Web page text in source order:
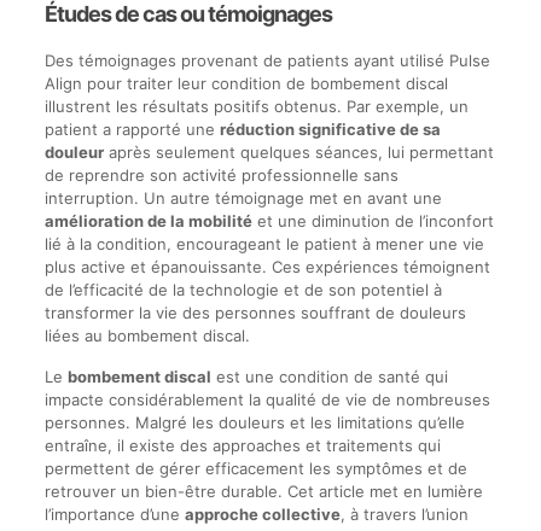
Études de cas ou témoignages
Des témoignages provenant de patients ayant utilisé Pulse
Align pour traiter leur condition de bombement discal
illustrent les résultats positifs obtenus. Par exemple, un
patient a rapporté une réduction significative de sa
douleuraprès seulement quelques séances, lui permettant
de reprendre son activité professionnelle sans
interruption. Un autre témoignage met en avant une
amélioration de la mobilitéet une diminution de l’inconfort
lié à la condition, encourageant le patient à mener une vie
plus active et épanouissante. Ces expériences témoignent
de l’efficacité de la technologie et de son potentiel à
transformer la vie des personnes souffrant de douleurs
liées au bombement discal.
Le bombement discal est une condition de santé qui
impacte considérablement la qualité de vie de nombreuses
personnes. Malgré les douleurs et les limitations qu’elle
entraîne, il existe des approaches et traitements qui
permettent de gérer efficacement les symptômes et de
retrouver un bien-être durable. Cet article met en lumière
l’importance d’une approche collective, à travers l’union